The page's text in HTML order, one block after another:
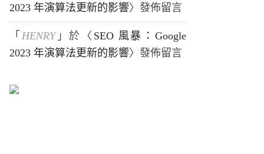
2023 年演算法更新的影響〉發佈留言
「 HENRY」於〈 SEO 風暴：Google
2023 年演算法更新的影響〉發佈留言